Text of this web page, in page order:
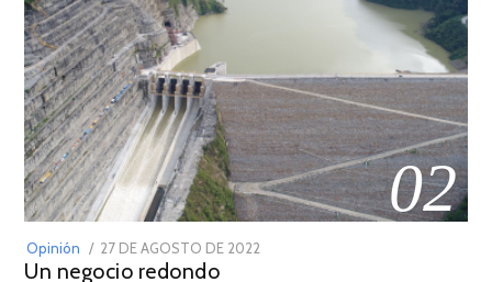
02
Opinión
POSTED
ON
27 DE AGOSTO DE 2022
Un negocio redondo